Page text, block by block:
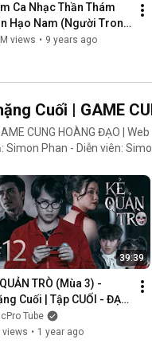
Ca Nhạc Thần Thám
Hạo Nam (Người Trong
Hồ 5) - Lâm Chấn
views • 9 years ago
Cuối | GAME
CUNG HOÀNG ĐẠO |
nhưng dần trở nên đen tối
KẺ QUẢN TRÒ là gì?. Và
KẺ QUẢN TRÒ (Mùa
_ Ca sĩ Bnat Bảo Ngân _
Duy Simon Phan _ Em trai
39:39
TRÒ (Mùa 3) -
Cuối | Tập CUỐI - ĐẠI
CỤC | GAME CUNG
ĐẠO || Web Drama
Tube
views • 1 year ago